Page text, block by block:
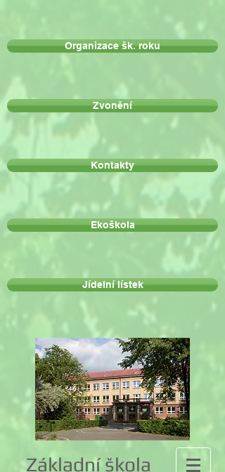
Organizace šk. roku
Zvonění
Kontakty
Ekoškola
Jídelní lístek
Základní škola